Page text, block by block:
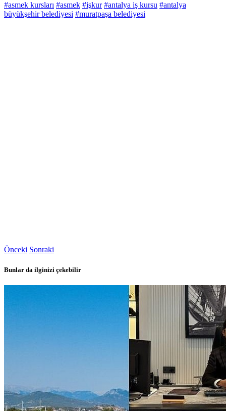
#asmek kursları #asmek #işkur #antalya iş kursu #antalya
büyükşehir belediyesi #muratpaşa belediyesi
Önceki Sonraki
Bunlar da ilginizi çekebilir